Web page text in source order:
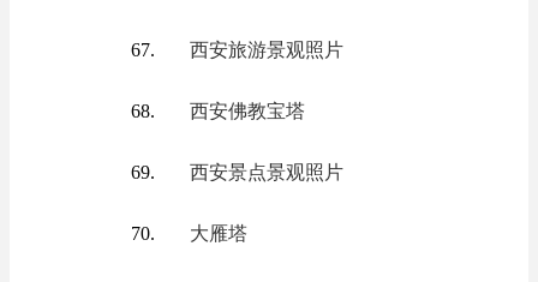
西安旅游景观照片
西安佛教宝塔
西安景点景观照片
大雁塔